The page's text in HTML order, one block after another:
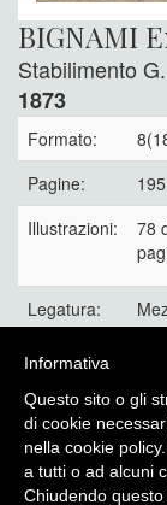
BIGNAMI
Stabilimento
1873
Formato:
Pagine:
195
Illustrazioni:
78
Legatura:
Rara monografia
90 €
Informativa
Questo sito o gli
di cookie
nella cookie
a tutti o ad alcuni
Chiudendo